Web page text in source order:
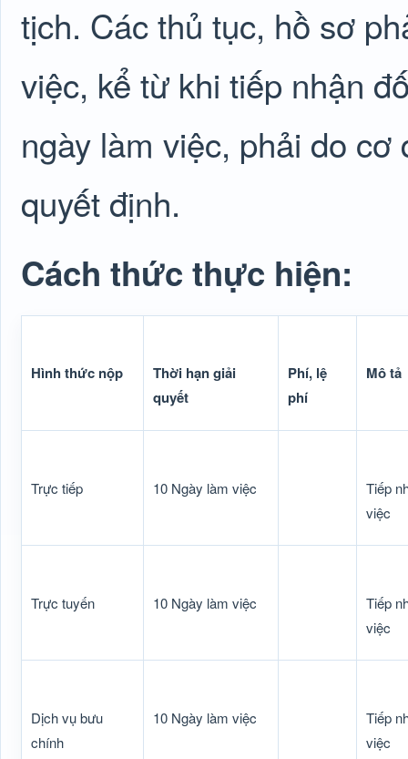
tịch. Các thủ tục, hồ sơ
việc, kể từ khi tiếp nhận
ngày làm việc, phải do
quyết định.
Cách thức thực hiện:
Hình thức nộp
Thời hạn giải
quyết
Phí, lệ
phí
Mô tả
Trực tiếp 10 Ngày làm việc
Tiếp
việc
Trực tuyến 10 Ngày làm việc
Tiếp
việc
Dịch vụ bưu
chính
10 Ngày làm việc
Tiếp
việc